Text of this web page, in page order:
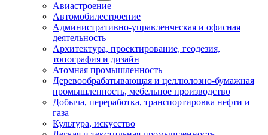
Авиастроение
Автомобилестроение
Административно-управленческая и офисная
деятельность
Архитектура, проектирование, геодезия,
топография и дизайн
Атомная промышленность
Деревообрабатывающая и целлюлозно-бумажная
промышленность, мебельное производство
Добыча, переработка, транспортировка нефти и
газа
Культура, искусство